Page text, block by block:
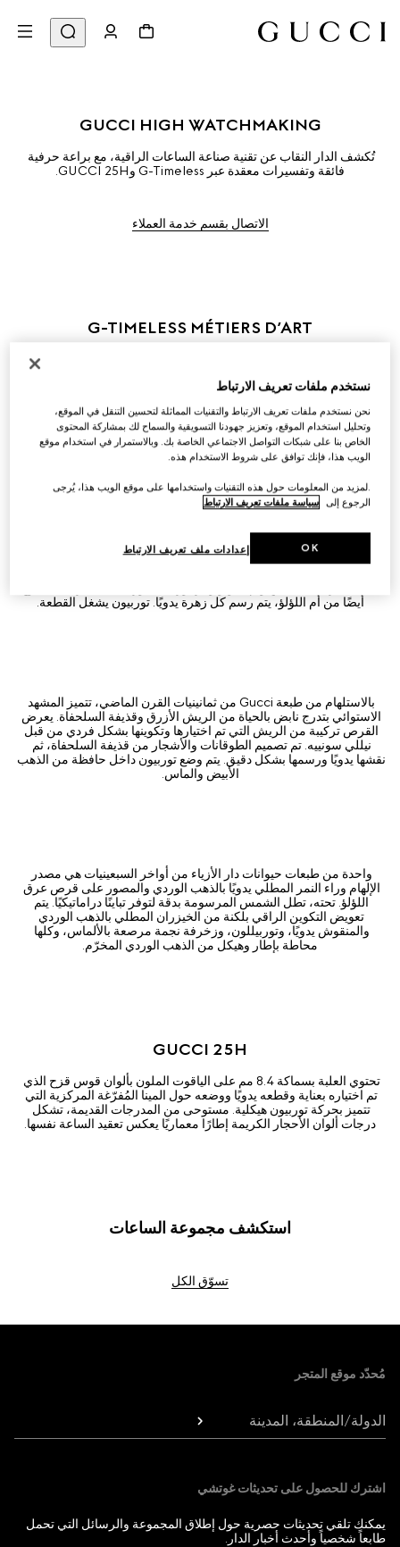
GUCCI HIGH WATCHMAKING
تُكشف الدار النقاب عن تقنية صناعة الساعات الراقية، مع براعة حرفية
فائقة وتفسيرات معقدة عبر G-Timeless وGUCCI 25H.
الاتصال بقسم خدمة العملاء
G-TIMELESS MÉTIERS D’ART
تمت إعادة تصوّر طبعة Flora، التي ابتكرها فيتوريو أكورنيو Vittorio
Accornero في عام 1966، من خلال الرسم الدقيق جداً، النقش اليدوي،
والأحجار. تم تزيين قرص الذهب الأبيض بشكل معقد بالعقيق الأسود ومزين
اللؤلؤ. يبرز العلبة مخلوقات مصغرة مصنوعة من الذهب الأبيض ومزينة
بالنقش والرسم الدقيق جداً. تم وضع العلبة والتوريليون في الألماس لإضفاء
لمسة متلألئة.
مستوحى من وشاح حريري من أرشيف الثمانينيات، تم إحياء تصميم رافعة
بحرفية ريشة رائعة من قبل فنانة الريش المشهورة نيللي سونييه. يتم
أيضًا من أم اللؤلؤ، يتم رسم كل زهرة يدويًا. توربيون يشغل القطعة.
بالاستلهام من طبعة Gucci من ثمانينيات القرن الماضي، تتميز المشهد
الاستوائي بتدرج نابض بالحياة من الريش الأزرق وقذيفة السلحفاة. يعرض
القرص تركيبة من الريش التي تم اختيارها وتكوينها بشكل فردي من قبل
نيللي سونييه. تم تصميم الطوقانات والأشجار من قذيفة السلحفاة، ثم
نقشها يدويًا ورسمها بشكل دقيق. يتم وضع توربيون داخل حافظة من الذهب
الأبيض والماس.
واحدة من طبعات حيوانات دار الأزياء من أواخر السبعينيات هي مصدر
الإلهام وراء النمر المطلي يدويًا بالذهب الوردي والمصور على قرص عرق
اللؤلؤ. تحته، تطل الشمس المرسومة بدقة لتوفر تباينًا دراماتيكيًا. يتم
تعويض التكوين الراقي بلكنة من الخيزران المطلي بالذهب الوردي
والمنقوش يدويًا، وتوربيللون، وزخرفة نجمة مرصعة بالألماس، وكلها
محاطة بإطار وهيكل من الذهب الوردي المخرّم.
GUCCI 25H
تحتوي العلبة بسماكة 8.4 مم على الياقوت الملون بألوان قوس قزح الذي
تم اختياره بعناية وقطعه يدويًا ووضعه حول المينا المُفرّغة المركزية التي
تتميز بحركة توربيون هيكلية. مستوحى من المدرجات القديمة، تشكل
درجات ألوان الأحجار الكريمة إطارًا معماريًا يعكس تعقيد الساعة نفسها.
استكشف مجموعة الساعات
تسوّق الكل
مُحدّد موقع المتجر
الدولة/المنطقة، المدينة
اشترك للحصول على تحديثات غوتشي
يمكنك تلقي تحديثات حصرية حول إطلاق المجموعة والرسائل التي تحمل
طابعاً شخصياً وأحدث أخبار الدار.
نستخدم ملفات تعريف الارتباط
نحن نستخدم ملفات تعريف الارتباط والتقنيات المماثلة لتحسين التنقل في الموقع،
وتحليل استخدام الموقع، وتعزيز جهودنا التسويقية والسماح لك بمشاركة المحتوى
الخاص بنا على شبكات التواصل الاجتماعي الخاصة بك. وبالاستمرار في استخدام موقع
الويب هذا، فإنك توافق على شروط الاستخدام هذه.
.لمزيد من المعلومات حول هذه التقنيات واستخدامها على موقع الويب هذا، يُرجى
الرجوع إلى سياسة ملفات تعريف الارتباط
إعدادات ملف تعريف الارتباط OK